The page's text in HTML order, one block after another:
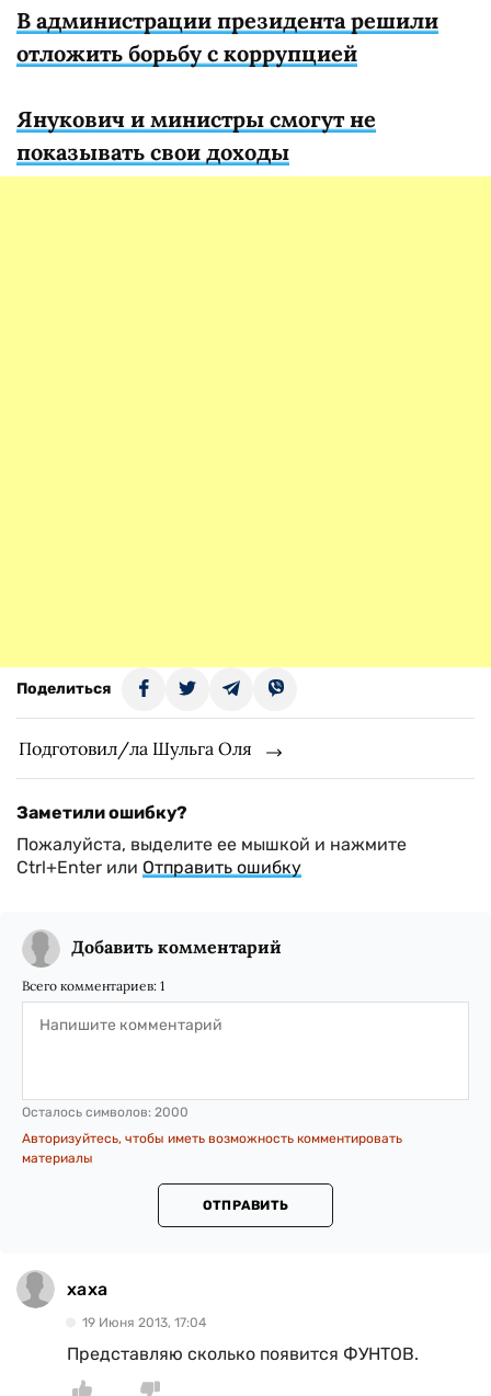
В администрации президента решили
отложить борьбу с коррупцией
Янукович и министры смогут не
показывать свои доходы
Поделиться
Подготовил/ла Шульга Оля
Заметили ошибку?
Пожалуйста, выделите ее мышкой и нажмите
Ctrl+Enter или Отправить ошибку
Добавить комментарий
Всего комментариев: 1
Осталось символов: 2000
Авторизуйтесь, чтобы иметь возможность комментировать
материалы
ОТПРАВИТЬ
хаха
19 Июня 2013, 17:04
Представляю сколько появится ФУНТОВ.